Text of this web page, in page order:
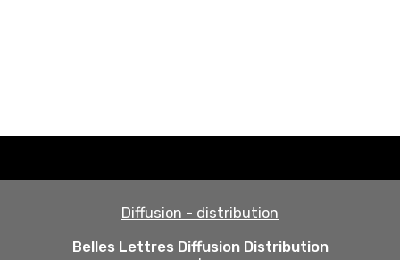
Diffusion - distribution
Belles Lettres Diffusion Distribution